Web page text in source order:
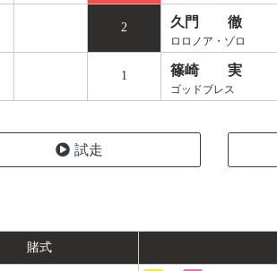
2 久門 徹
ロロノア・ゾロ
1 篠崎 実
ゴッドブレス
試走
賭式